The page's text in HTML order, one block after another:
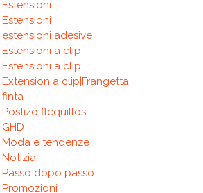
Estensioni
Estensioni
estensioni adesive
Estensioni a clip
Estensioni a clip
Extension a clip|Frangetta
finta
Postizó flequillos
GHD
Moda e tendenze
Notizia
Passo dopo passo
Promozioni